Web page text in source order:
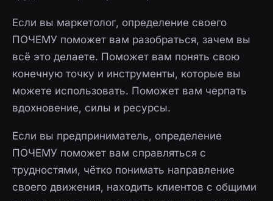
Если вы маркетолог, определение своего
ПОЧЕМУ поможет вам разобраться, зачем вы
всё это делаете. Поможет вам понять свою
конечную точку и инструменты, которые вы
можете использовать. Поможет вам черпать
вдохновение, силы и ресурсы.
Если вы предприниматель, определение
ПОЧЕМУ поможет вам справляться с
трудностями, чётко понимать направление
своего движения, находить клиентов с общими